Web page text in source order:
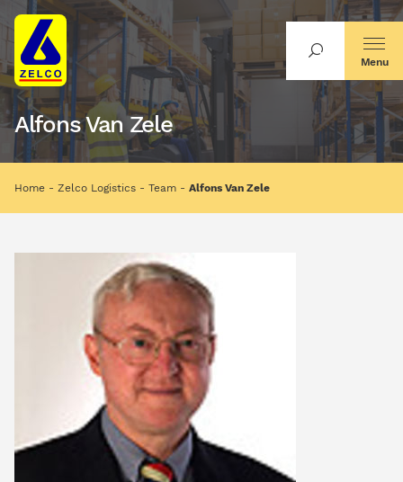
Alfons Van Zele
Home Zelco Logistics Team Alfons Van Zele
Menu